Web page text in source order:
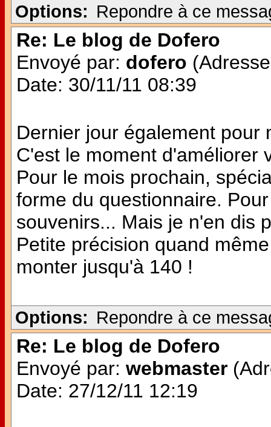
Options: Repondre à ce
Re: Le blog de Dofero
Envoyé par: dofero
Date: 30/11/11 08:39
Dernier jour également pour
C'est le moment d'améliorer
Pour le mois prochain,
forme du questionnaire.
souvenirs... Mais je n'en dis
Petite précision quand
monter jusqu'à 140 !
Options: Repondre à ce
Re: Le blog de Dofero
Envoyé par: webmaster
Date: 27/12/11 12:19